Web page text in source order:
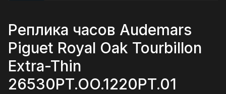
Реплика часов Audemars
Piguet Royal Oak Tourbillon
Extra-Thin
26530PT.OO.1220PT.01